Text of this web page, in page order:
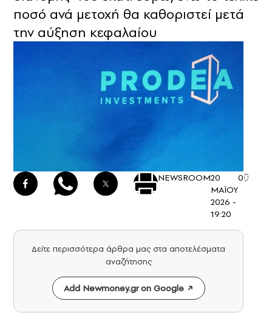
ποσό ανά μετοχή θα καθοριστεί μετά
την αύξηση κεφαλαίου
NEWSROOM20
ΜΑΪΟΥ
2026 -
19:20
0
Δείτε περισσότερα άρθρα μας στα αποτελέσματα
αναζήτησης
Add Newmoney.gr on Google